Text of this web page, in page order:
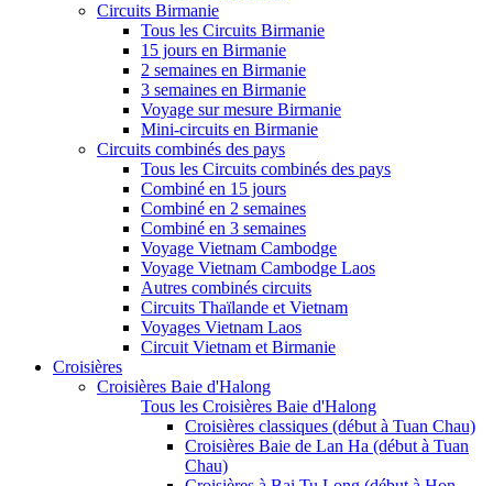
Circuits Birmanie
Tous les Circuits Birmanie
15 jours en Birmanie
2 semaines en Birmanie
3 semaines en Birmanie
Voyage sur mesure Birmanie
Mini-circuits en Birmanie
Circuits combinés des pays
Tous les Circuits combinés des pays
Combiné en 15 jours
Combiné en 2 semaines
Combiné en 3 semaines
Voyage Vietnam Cambodge
Voyage Vietnam Cambodge Laos
Autres combinés circuits
Circuits Thaïlande et Vietnam
Voyages Vietnam Laos
Circuit Vietnam et Birmanie
Croisières
Croisières Baie d'Halong
Tous les Croisières Baie d'Halong
Croisières classiques (début à Tuan Chau)
Croisières Baie de Lan Ha (début à Tuan
Chau)